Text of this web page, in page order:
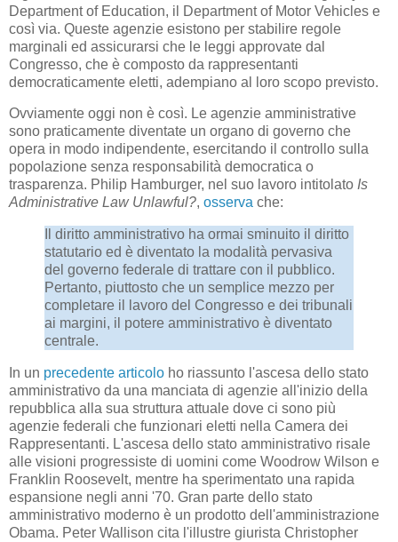
Department of Education, il Department of Motor Vehicles e
così via. Queste agenzie esistono per stabilire regole
marginali ed assicurarsi che le leggi approvate dal
Congresso, che è composto da rappresentanti
democraticamente eletti, adempiano al loro scopo previsto.
Ovviamente oggi non è così. Le agenzie amministrative
sono praticamente diventate un organo di governo che
opera in modo indipendente, esercitando il controllo sulla
popolazione senza responsabilità democratica o
trasparenza. Philip Hamburger, nel suo lavoro intitolato Is
Administrative Law Unlawful?, osserva che:
Il diritto amministrativo ha ormai sminuito il diritto
statutario ed è diventato la modalità pervasiva
del governo federale di trattare con il pubblico.
Pertanto, piuttosto che un semplice mezzo per
completare il lavoro del Congresso e dei tribunali
ai margini, il potere amministrativo è diventato
centrale.
In un precedente articolo ho riassunto l'ascesa dello stato
amministrativo da una manciata di agenzie all'inizio della
repubblica alla sua struttura attuale dove ci sono più
agenzie federali che funzionari eletti nella Camera dei
Rappresentanti. L'ascesa dello stato amministrativo risale
alle visioni progressiste di uomini come Woodrow Wilson e
Franklin Roosevelt, mentre ha sperimentato una rapida
espansione negli anni '70. Gran parte dello stato
amministrativo moderno è un prodotto dell'amministrazione
Obama. Peter Wallison cita l'illustre giurista Christopher